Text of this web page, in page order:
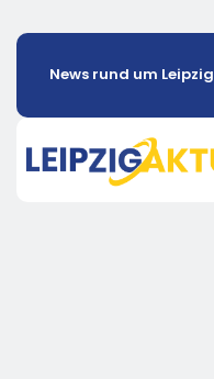
News rund um Leipzig